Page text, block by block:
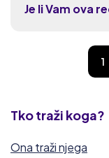
Je li Vam ova
1
Tko traži koga?
Ona traži njega